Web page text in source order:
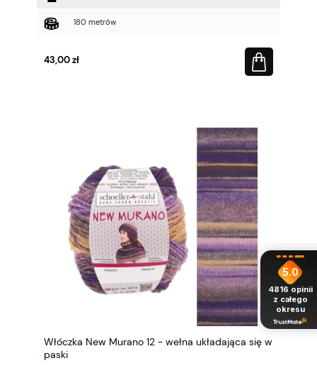
180 metrów
43,00 zł
Włóczka New Murano 12 - wełna układająca się w
paski
5.0
4816 opinii
z całego
okresu